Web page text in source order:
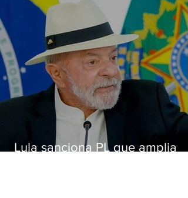
Lula sanciona PL que amplia